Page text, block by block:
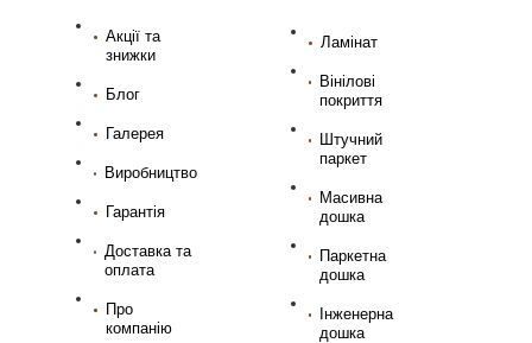
Акції та
знижки
Блог
Галерея
Виробництво
Гарантія
Доставка та
оплата
Про
компанію
Ламінат
Вінілові
покриття
Штучний
паркет
Масивна
дошка
Паркетна
дошка
Інженерна
дошка